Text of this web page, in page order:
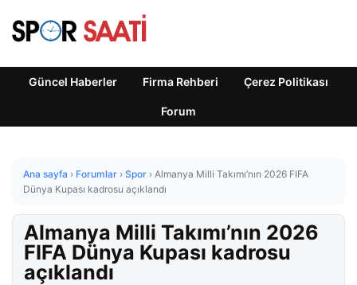
Güncel Haberler Firma Rehberi Çerez Politikası
Forum
Ana sayfa › Forumlar › Spor › Almanya Milli Takımı’nın 2026 FIFA
Dünya Kupası kadrosu açıklandı
Almanya Milli Takımı’nın 2026
FIFA Dünya Kupası kadrosu
açıklandı